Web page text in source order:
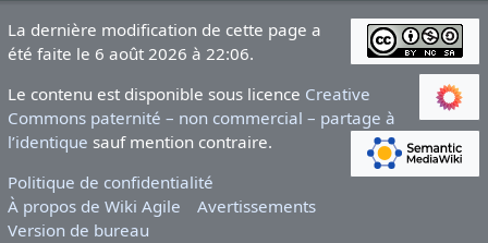
La dernière modification de cette page a
été faite le 6 août 2026 à 22:06.
Le contenu est disponible sous licence Creative
Commons paternité – non commercial – partage à
l’identique sauf mention contraire.
Politique de confidentialité
À propos de Wiki Agile
Avertissements
Version de bureau